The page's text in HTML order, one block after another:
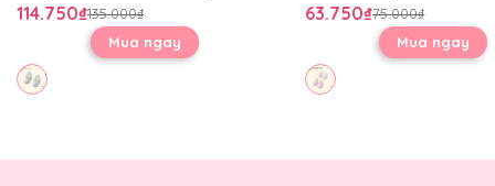
114.750₫135.000₫
Mua ngay
63.750₫75.000₫
Mua ngay